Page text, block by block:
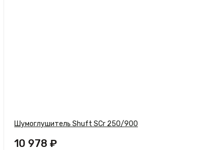
Шумоглушитель Shuft SCr 250/900
10 978 ₽